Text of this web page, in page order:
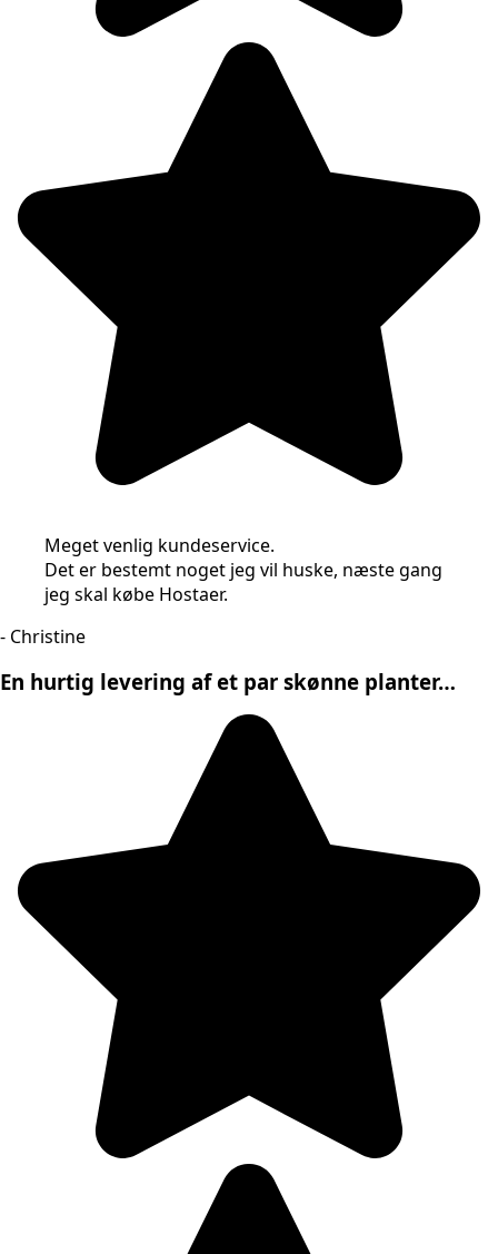
Meget venlig kundeservice.
Det er bestemt noget jeg vil huske, næste gang
jeg skal købe Hostaer.
- Christine
En hurtig levering af et par skønne planter…